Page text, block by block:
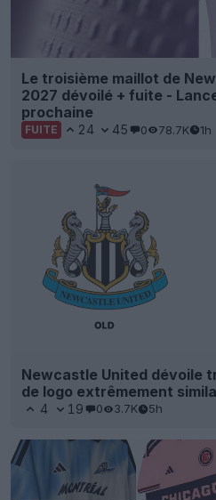
Le troisième maillot de
2027 dévoilé + fuite -
prochaine
FUITE 24 45 0 78.7K 1h
Newcastle United dévoile
de logo extrêmement
4 19 0 3.7K 5h